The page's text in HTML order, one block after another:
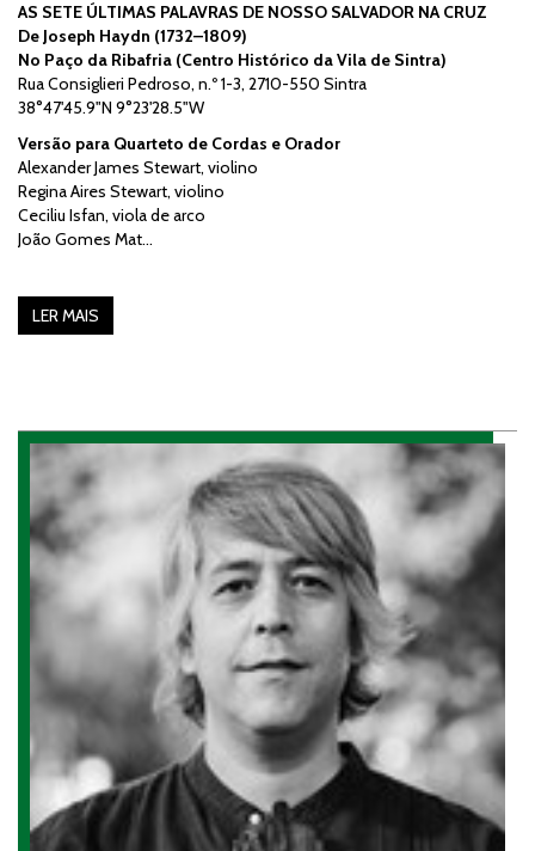
AS SETE ÚLTIMAS PALAVRAS DE NOSSO SALVADOR NA CRUZ
De Joseph Haydn (1732–1809)
No Paço da Ribafria (Centro Histórico da Vila de Sintra)
Rua Consiglieri Pedroso, n.º 1-3, 2710-550 Sintra
38°47'45.9"N 9°23'28.5"W
Versão para Quarteto de Cordas e Orador
Alexander James Stewart, violino
Regina Aires Stewart, violino
Ceciliu Isfan, viola de arco
João Gomes Mat…
LER MAIS